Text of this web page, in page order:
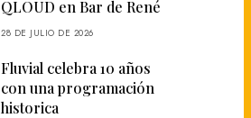
QLOUD en Bar de René
28 DE JULIO DE 2026
Fluvial celebra 10 años
con una programación
historica